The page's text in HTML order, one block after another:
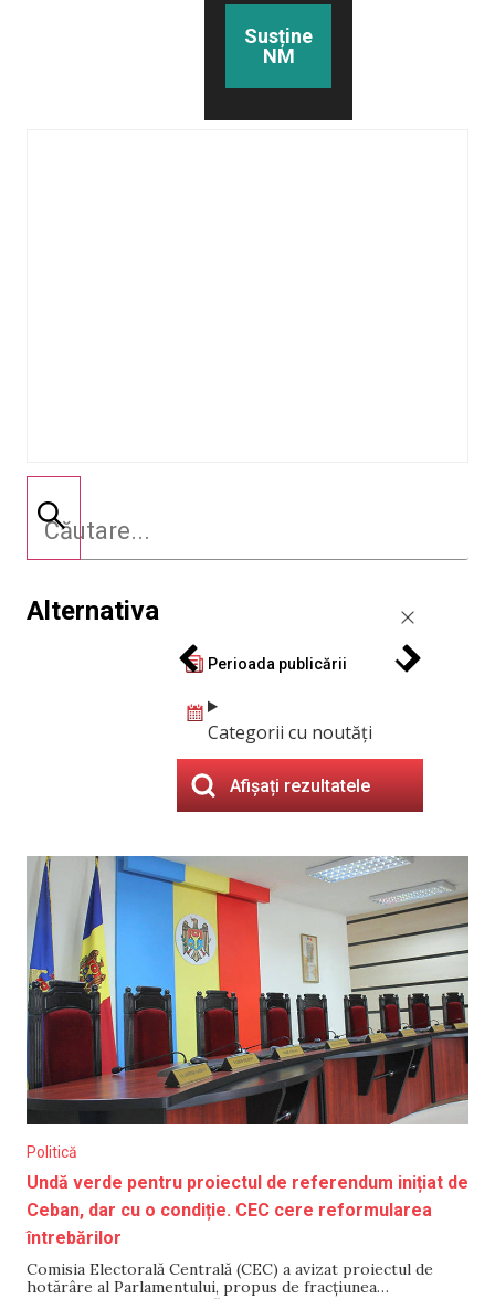
Susține
NM
Alternativa
Perioada publicării
Categorii cu noutăți
Afișați rezultatele
Politică
Undă verde pentru proiectul de referendum inițiat de
Ceban, dar cu o condiție. CEC cere reformularea
întrebărilor
Comisia Electorală Centrală (CEC) a avizat proiectul de
hotărâre al Parlamentului, propus de fracțiunea